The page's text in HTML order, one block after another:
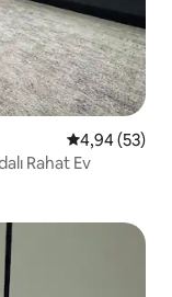
5 üzerinden
4,94 (53)
Rahat Ev
arasında